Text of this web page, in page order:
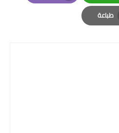
Whatsapp
Email
طباعة
Print